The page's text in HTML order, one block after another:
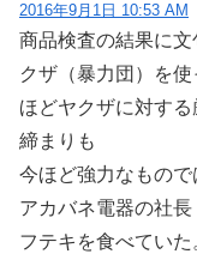
2016年9月1日 10:53 AM
商品検査の結果に
クザ（暴力団）を
ほどヤクザに対す
締まりも
今ほど強力なもので
アカバネ電器の社
フテキを食べていた